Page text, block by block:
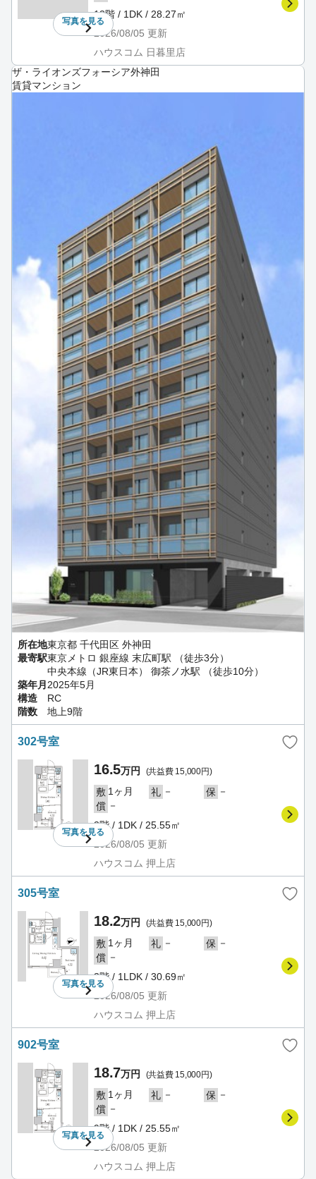
写真を見る
13階 / 1DK / 28.27㎡
2026/08/05 更新
ハウスコム 日暮里店
ザ・ライオンズフォーシア外神田
賃貸マンション
所在地東京都 千代田区 外神田
最寄駅東京メトロ 銀座線 末広町駅 （徒歩3分）
中央本線（JR東日本） 御茶ノ水駅 （徒歩10分）
築年月2025年5月
構造
RC
階数
地上9階
302号室
写真を見る
16.5万円 (共益費 15,000円)
敷 1ヶ月 礼 － 保 －
償 －
3階 / 1DK / 25.55㎡
2026/08/05 更新
ハウスコム 押上店
305号室
写真を見る
18.2万円 (共益費 15,000円)
敷 1ヶ月 礼 － 保 －
償 －
3階 / 1LDK / 30.69㎡
2026/08/05 更新
ハウスコム 押上店
902号室
写真を見る
18.7万円 (共益費 15,000円)
敷 1ヶ月 礼 － 保 －
償 －
9階 / 1DK / 25.55㎡
2026/08/05 更新
ハウスコム 押上店